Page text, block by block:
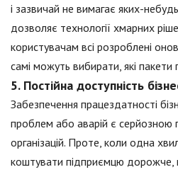
і зазвичай не вимагає яких-
дозволяє технології хмарних
користувачам всі розроблені
самі можуть вибирати, які
5. Постійна доступність
Забезпечення працездатності
проблем або аварій є серйозною
організацій. Проте, коли одна
коштувати підприємцю дорожче,